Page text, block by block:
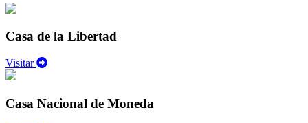
Casa de la Libertad
Visitar
Casa Nacional de Moneda